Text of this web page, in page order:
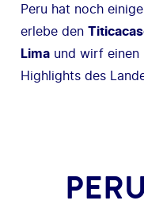
Peru hat noch
erlebe den
Limaund wirf einen
Highlights des